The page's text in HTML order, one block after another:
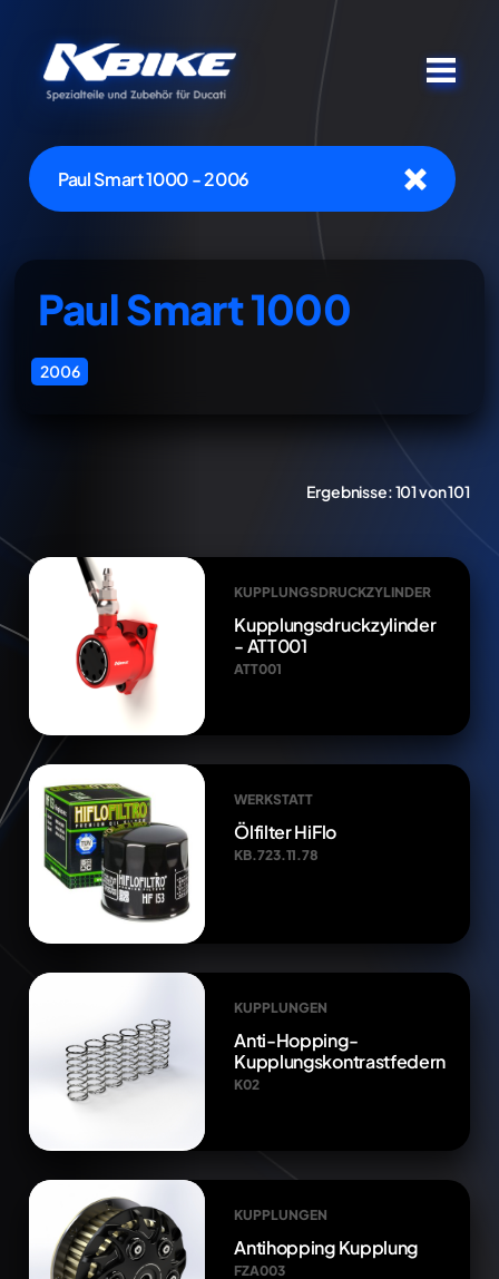
Paul Smart 1000 - 2006
Paul Smart 1000
2006
Ergebnisse:101 von 101
KUPPLUNGSDRUCKZYLINDER
Kupplungsdruckzylinder
- ATT001
ATT001
WERKSTATT
Ölfilter HiFlo
KB.723.11.78
KUPPLUNGEN
Anti-Hopping-
Kupplungskontrastfedern
K02
KUPPLUNGEN
Antihopping Kupplung
FZA003